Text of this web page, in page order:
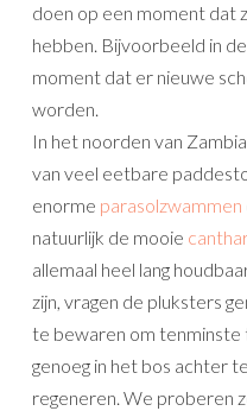
doen op een moment dat
hebben. Bijvoorbeeld in
moment dat er nieuwe
worden.
In het noorden van
van veel eetbare
enorme parasolzwammen
natuurlijk de mooie
allemaal heel lang
zijn, vragen de pluksters
te bewaren om tenminste
genoeg in het bos achter
regeneren. We proberen